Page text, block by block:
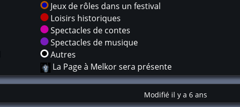
Jeux de rôles dans un festival
Loisirs historiques
Spectacles de contes
Spectacles de musique
Autres
La Page à Melkor sera présente
Modifié il y a 6 ans